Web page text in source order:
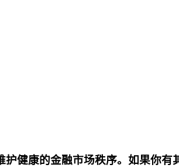
健康的金融市场秩序。如果你